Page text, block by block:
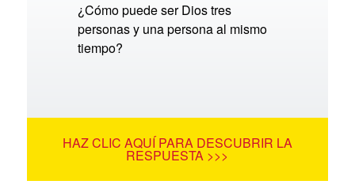
¿Cómo puede ser Dios tres
personas y una persona al mismo
tiempo?
HAZ CLIC AQUÍ PARA DESCUBRIR LA
RESPUESTA >>>